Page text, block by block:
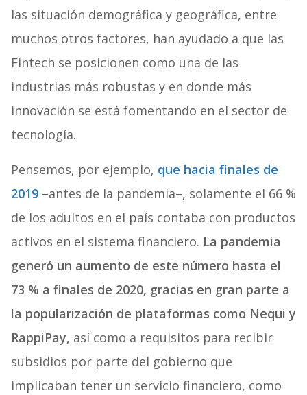
las situación demográfica y geográfica, entre
muchos otros factores, han ayudado a que las
Fintech se posicionen como una de las
industrias más robustas y en donde más
innovación se está fomentando en el sector de
tecnología.
Pensemos, por ejemplo, que hacia finales de
2019–antes de la pandemia–, solamente el 66 %
de los adultos en el país contaba con productos
activos en el sistema financiero. La pandemia
generó un aumento de este número hasta el
73 % a finales de 2020, gracias en gran parte a
la popularización de plataformas como Nequi y
RappiPay, así como a requisitos para recibir
subsidios por parte del gobierno que
implicaban tener un servicio financiero, como